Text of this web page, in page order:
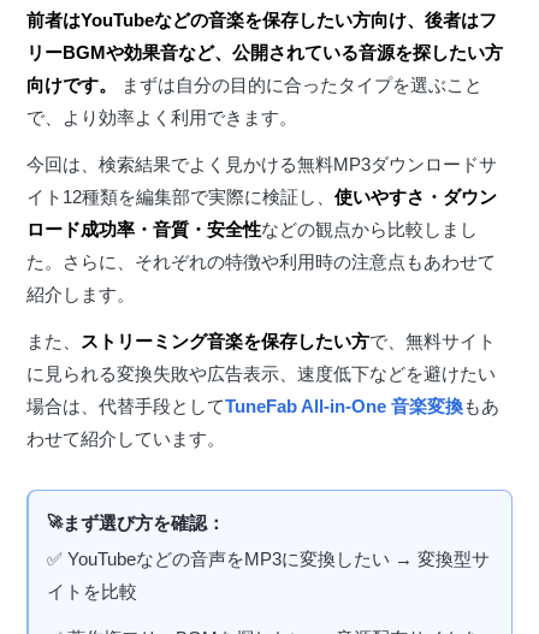
前者はYouTubeなどの音楽を保存したい方向け、後者はフ
リーBGMや効果音など、公開されている音源を探したい方
向けです。
まずは自分の目的に合ったタイプを選ぶこと
で、より効率よく利用できます。
今回は、検索結果でよく見かける無料MP3ダウンロードサ
イト12種類を編集部で実際に検証し、使いやすさ・ダウン
ロード成功率・音質・安全性などの観点から比較しまし
た。さらに、それぞれの特徴や利用時の注意点もあわせて
紹介します。
また、 ストリーミング音楽を保存したい方で、無料サイト
に見られる変換失敗や広告表示、速度低下などを避けたい
場合は、代替手段としてTuneFab All-in-One 音楽変換もあ
わせて紹介しています。
まず選び方を確認：
✅ YouTubeなどの音声をMP3に変換したい → 変換型サ
イトを比較